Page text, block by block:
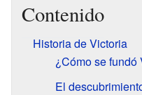
Contenido
Historia de Victoria
¿Cómo se fundó
El